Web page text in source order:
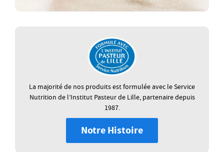
La majorité de nos produits est formulée avec le Service
Nutrition de l’Institut Pasteur de Lille, partenaire depuis
1987.
Notre Histoire